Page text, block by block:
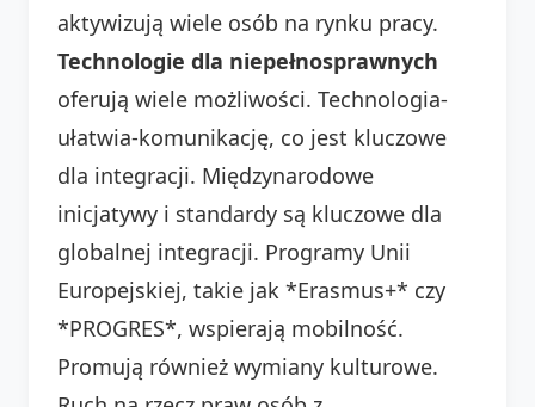
aktywizują wiele osób na rynku pracy.
Technologie dla niepełnosprawnych
oferują wiele możliwości. Technologia-
ułatwia-komunikację, co jest kluczowe
dla integracji. Międzynarodowe
inicjatywy i standardy są kluczowe dla
globalnej integracji. Programy Unii
Europejskiej, takie jak *Erasmus+* czy
*PROGRES*, wspierają mobilność.
Promują również wymiany kulturowe.